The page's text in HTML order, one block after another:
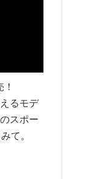
るモデ
スポー
て。